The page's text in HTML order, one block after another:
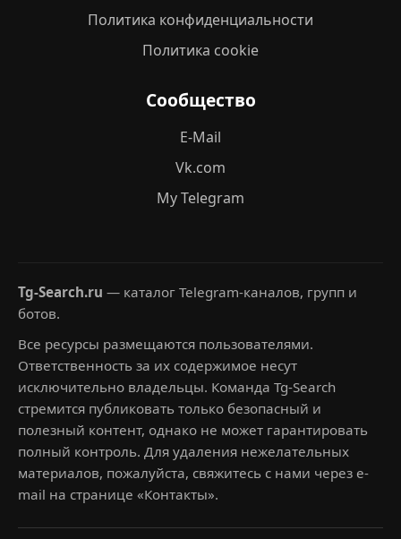
Политика конфиденциальности
Политика cookie
Сообщество
E-Mail
Vk.com
My Telegram
Tg-Search.ru — каталог Telegram-каналов, групп и
ботов.
Все ресурсы размещаются пользователями.
Ответственность за их содержимое несут
исключительно владельцы. Команда Tg-Search
стремится публиковать только безопасный и
полезный контент, однако не может гарантировать
полный контроль. Для удаления нежелательных
материалов, пожалуйста, свяжитесь с нами через e-
mail на странице «Контакты».